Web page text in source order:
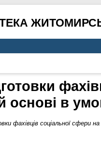
основі в
фахівців соціальної сфери